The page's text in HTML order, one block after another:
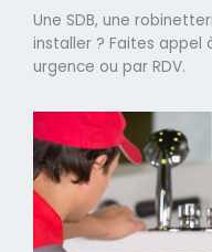
Une SDB, une
installer ? Faites appel
urgence ou par RDV.